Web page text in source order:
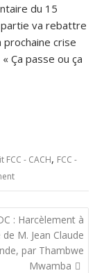
du 15
va rebattre
crise
Ça passe ou ça
FCC - CACH, FCC -
: Harcèlement à
de M. Jean Claude
par Thambwe
Mwamba